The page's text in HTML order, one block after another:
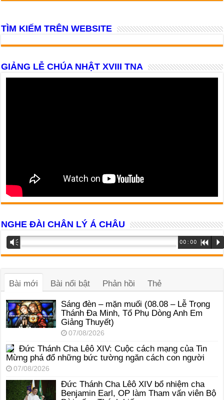
TÌM KIẾM TRÊN WEBSITE
GIẢNG LỄ CHÚA NHẬT XVIII TNA
NGHE ĐÀI CHÂN LÝ Á CHÂU
Trình
phát
âm
Vm 00:00 R P
Bài mới Bài nổi bật Phản hồi Thẻ
Sáng đèn – mặn muối (08.08 – Lễ Trọng
Thánh Đa Minh, Tổ Phụ Dòng Anh Em
Giảng Thuyết)
07/08/2026
Đức Thánh Cha Lêô XIV: Cuộc cách mạng của Tin
Mừng phá đổ những bức tường ngăn cách con người
07/08/2026
Đức Thánh Cha Lêô XIV bổ nhiệm cha
Benjamin Earl, OP làm Tham vấn viên Bộ